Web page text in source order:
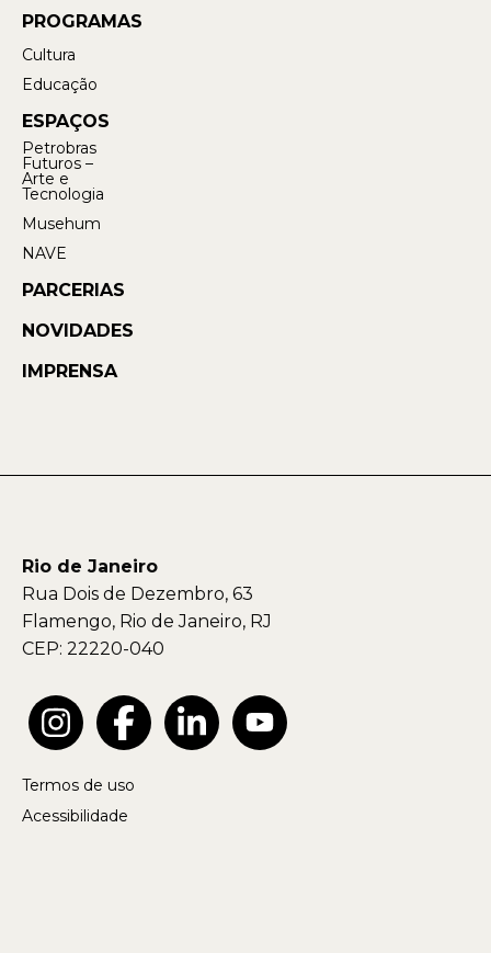
PROGRAMAS
Cultura
Educação
ESPAÇOS
Petrobras
Futuros –
Arte e
Tecnologia
Musehum
NAVE
PARCERIAS
NOVIDADES
IMPRENSA
Rio de Janeiro
Rua Dois de Dezembro, 63
Flamengo, Rio de Janeiro, RJ
CEP: 22220-040
Termos de uso
Acessibilidade